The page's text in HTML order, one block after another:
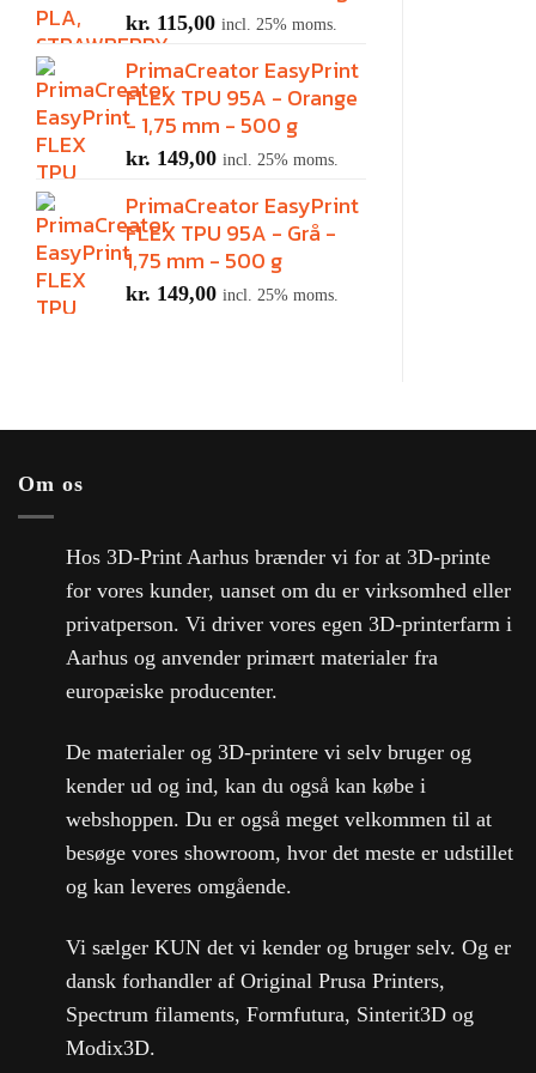
kr. 115,00 incl. 25% moms.
PrimaCreator EasyPrint
FLEX TPU 95A - Orange
- 1,75 mm - 500 g
kr. 149,00 incl. 25% moms.
PrimaCreator EasyPrint
FLEX TPU 95A - Grå -
1,75 mm - 500 g
kr. 149,00 incl. 25% moms.
Om os
Hos 3D-Print Aarhus brænder vi for at 3D-printe
for vores kunder, uanset om du er virksomhed eller
privatperson. Vi driver vores egen 3D-printerfarm i
Aarhus og anvender primært materialer fra
europæiske producenter.
De materialer og 3D-printere vi selv bruger og
kender ud og ind, kan du også kan købe i
webshoppen. Du er også meget velkommen til at
besøge vores showroom, hvor det meste er udstillet
og kan leveres omgående.
Vi sælger KUN det vi kender og bruger selv. Og er
dansk forhandler af Original Prusa Printers,
Spectrum filaments, Formfutura, Sinterit3D og
Modix3D.